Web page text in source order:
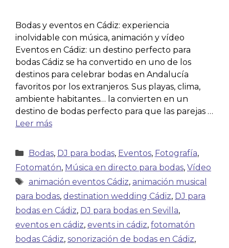
Bodas y eventos en Cádiz: experiencia
inolvidable con música, animación y vídeo
Eventos en Cádiz: un destino perfecto para
bodas Cádiz se ha convertido en uno de los
destinos para celebrar bodas en Andalucía
favoritos por los extranjeros. Sus playas, clima,
ambiente habitantes… la convierten en un
destino de bodas perfecto para que las parejas …
Leer más
Bodas, DJ para bodas, Eventos, Fotografía,
Fotomatón, Música en directo para bodas, Vídeo
animación eventos Cádiz, animación musical
para bodas, destination wedding Cádiz, DJ para
bodas en Cádiz, DJ para bodas en Sevilla,
eventos en cádiz, events in cádiz, fotomatón
bodas Cádiz, sonorización de bodas en Cádiz,